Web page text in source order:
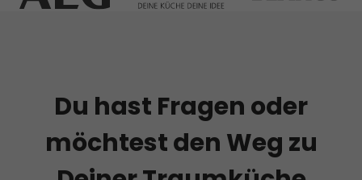
Du hast Fragen oder
möchtest den Weg zu